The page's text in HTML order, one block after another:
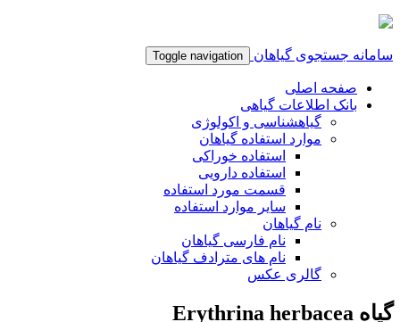
سامانه جستجوی گیاهان Toggle navigation
صفحه اصلی
بانک اطلاعات گیاهی
گیاهشناسی و اکولوژی
موارد استفاده گیاهان
استفاده خوراکی
استفاده دارویی
قسمت مورد استفاده
سایر موارد استفاده
نام گیاهان
نام فارسی گیاهان
نام های مترادف گیاهان
گالری عکس
گیاه Erythrina herbacea